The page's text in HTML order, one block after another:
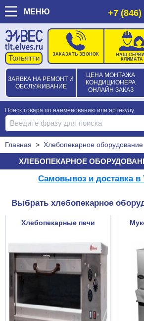
МЕНЮ +7 (846)
ЗАЯВКА НА РЕМОНТ И
ОБСЛУЖИВАНИЕ
ЦЕНА МОНТАЖА
КОНДИЦИОНЕРА
ОНЛАЙН ЗАКАЗ
ЗАКАЗАТЬ ЗВОНОК
НАШ
КЛИМАТА
Поиск товара по наименованию или артикулу
Главная > Хлебопекарное оборудование
ХЛЕБОПЕКАРНОЕ
Самовывоз и доставка в
Выбрать хлебопекарное
Хлебопекарные печи